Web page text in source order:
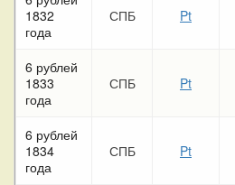
1832
года
СПБ Pt
6 рублей
1833
года
СПБ Pt
6 рублей
1834
года
СПБ Pt